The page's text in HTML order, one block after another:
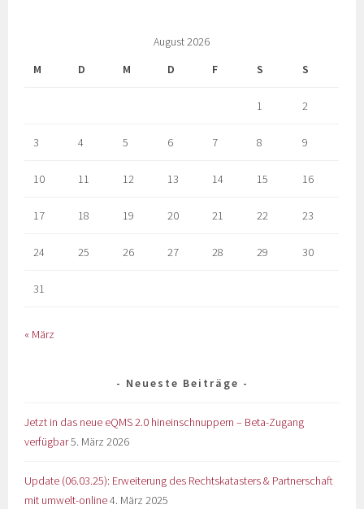
August 2026
M
D M D F S S
1 2
3 4 5 6 7 8 9
10 11 12 13 14 15 16
17 18 19 20 21 22 23
24 25 26 27 28 29 30
31
« März
Neueste Beiträge
Jetzt in das neue eQMS 2.0 hineinschnuppern – Beta-Zugang
verfügbar5. März 2026
Update (06.03.25): Erweiterung des Rechtskatasters & Partnerschaft
mit umwelt-online4. März 2025